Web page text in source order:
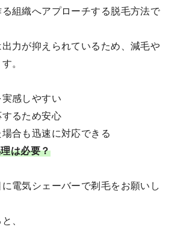
組織へアプローチする脱毛方法で
力が抑えられているため、減毛や
。
感しやすい
るため安心
合も迅速に対応できる
は必要？
電気シェーバーで剃毛をお願いし
、